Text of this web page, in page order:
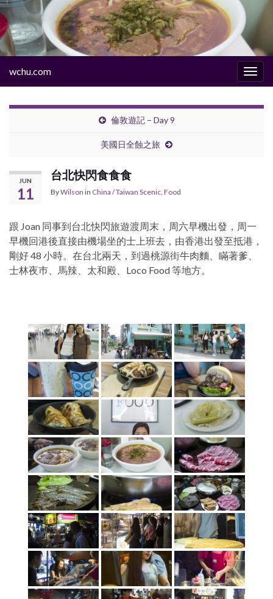
wchu.com
倫敦遊記 – Day 9
美國日全蝕之旅
JUN
11
台北快閃食食食
ByWilson in China / Taiwan Scenic, Food
跟 Joan 同事到台北快閃旅遊渡周末，周六早機出發，周一
早機回港後直接由機場坐的士上班去，由香港出發至抵港，
剛好 48 小時。在台北兩天，到過桃源街牛肉麵、瞞著爹、
士林夜巿、馬辣、太和殿、Loco Food 等地方。